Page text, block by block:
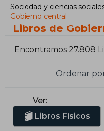
Sociedad y ciencias
Gobierno central
Libros de
Encontramos 27.808
Ordenar
Ver:
Libros Físicos